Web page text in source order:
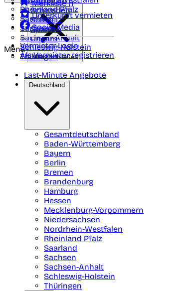
Rheinland Pfalz
Saarland
Sachsen
Sachsen-Anhalt
Schleswig-Holstein
Thüringen
Schweden
Schweiz
Spanien
Ungarn
Merkliste ()
Unterkunft vermieten
Social Media
Vermieter-Login
Als Vermieter registrieren
Menü
Menü schließen
Last-Minute Angebote
Deutschland
Gesamtdeutschland
Baden-Württemberg
Bayern
Berlin
Bremen
Brandenburg
Hamburg
Hessen
Mecklenburg-Vorpommern
Niedersachsen
Nordrhein-Westfalen
Rheinland Pfalz
Saarland
Sachsen
Sachsen-Anhalt
Schleswig-Holstein
Thüringen